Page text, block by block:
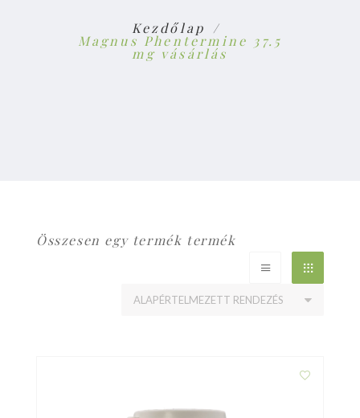
Kezdőlap
Magnus Phentermine 37.5
mg vásárlás
Összesen egy termék termék